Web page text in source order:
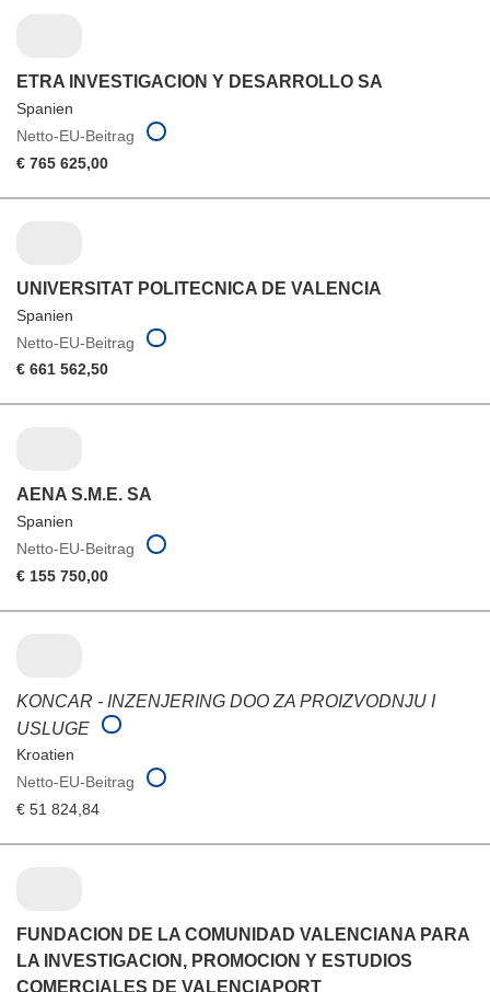
ETRA INVESTIGACION Y DESARROLLO SA
Spanien
Netto-EU-Beitrag
€ 765 625,00
UNIVERSITAT POLITECNICA DE VALENCIA
Spanien
Netto-EU-Beitrag
€ 661 562,50
AENA S.M.E. SA
Spanien
Netto-EU-Beitrag
€ 155 750,00
KONCAR - INZENJERING DOO ZA PROIZVODNJU I
USLUGE
Kroatien
Netto-EU-Beitrag
€ 51 824,84
FUNDACION DE LA COMUNIDAD VALENCIANA PARA
LA INVESTIGACION, PROMOCION Y ESTUDIOS
COMERCIALES DE VALENCIAPORT